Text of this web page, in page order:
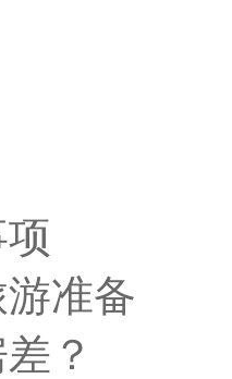
准备
？